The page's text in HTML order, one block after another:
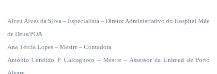
Alceu Alves da Silva – Especialista – Diretor Administrativo do Hospital Mãe
de Deus/POA
Ana Tércia Lopes – Mestre – Contadora
Antônio Candido P. Calcagnoto – Mestre – Assessor da Unimed de Porto